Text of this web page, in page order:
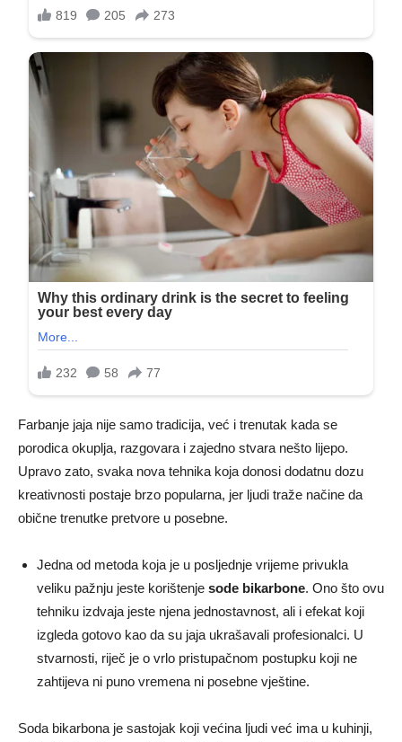
Farbanje jaja nije samo tradicija, već i trenutak kada se
porodica okuplja, razgovara i zajedno stvara nešto lijepo.
Upravo zato, svaka nova tehnika koja donosi dodatnu dozu
kreativnosti postaje brzo popularna, jer ljudi traže načine da
obične trenutke pretvore u posebne.
Jedna od metoda koja je u posljednje vrijeme privukla
veliku pažnju jeste korištenje sode bikarbone. Ono što ovu
tehniku izdvaja jeste njena jednostavnost, ali i efekat koji
izgleda gotovo kao da su jaja ukrašavali profesionalci. U
stvarnosti, riječ je o vrlo pristupačnom postupku koji ne
zahtijeva ni puno vremena ni posebne vještine.
Soda bikarbona je sastojak koji većina ljudi već ima u kuhinji,